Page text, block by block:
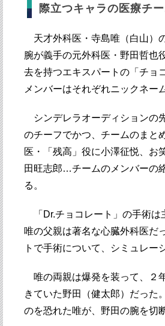
際立つキャラの医療チ
天才外科医・寺島唯（白山）
腕が義手の元外科医・野田哲也
去を持つエキスパートの「チョ
メンバーはそれぞれニックネー
シンデレラオーディションの
のチーフでかつ、チームのまと
医・「残高」役に小澤征悦、お
田旺志郎…チームのメンバーの
る。
「Dr.チョコレート」の手術は
唯の父親は著名な心臓外科医だ
トで手術について、シミュレー
唯の両親は爆発を装って、２
きていた野田（健太郎）だった
のを恐れた唯が、野田の腕を切